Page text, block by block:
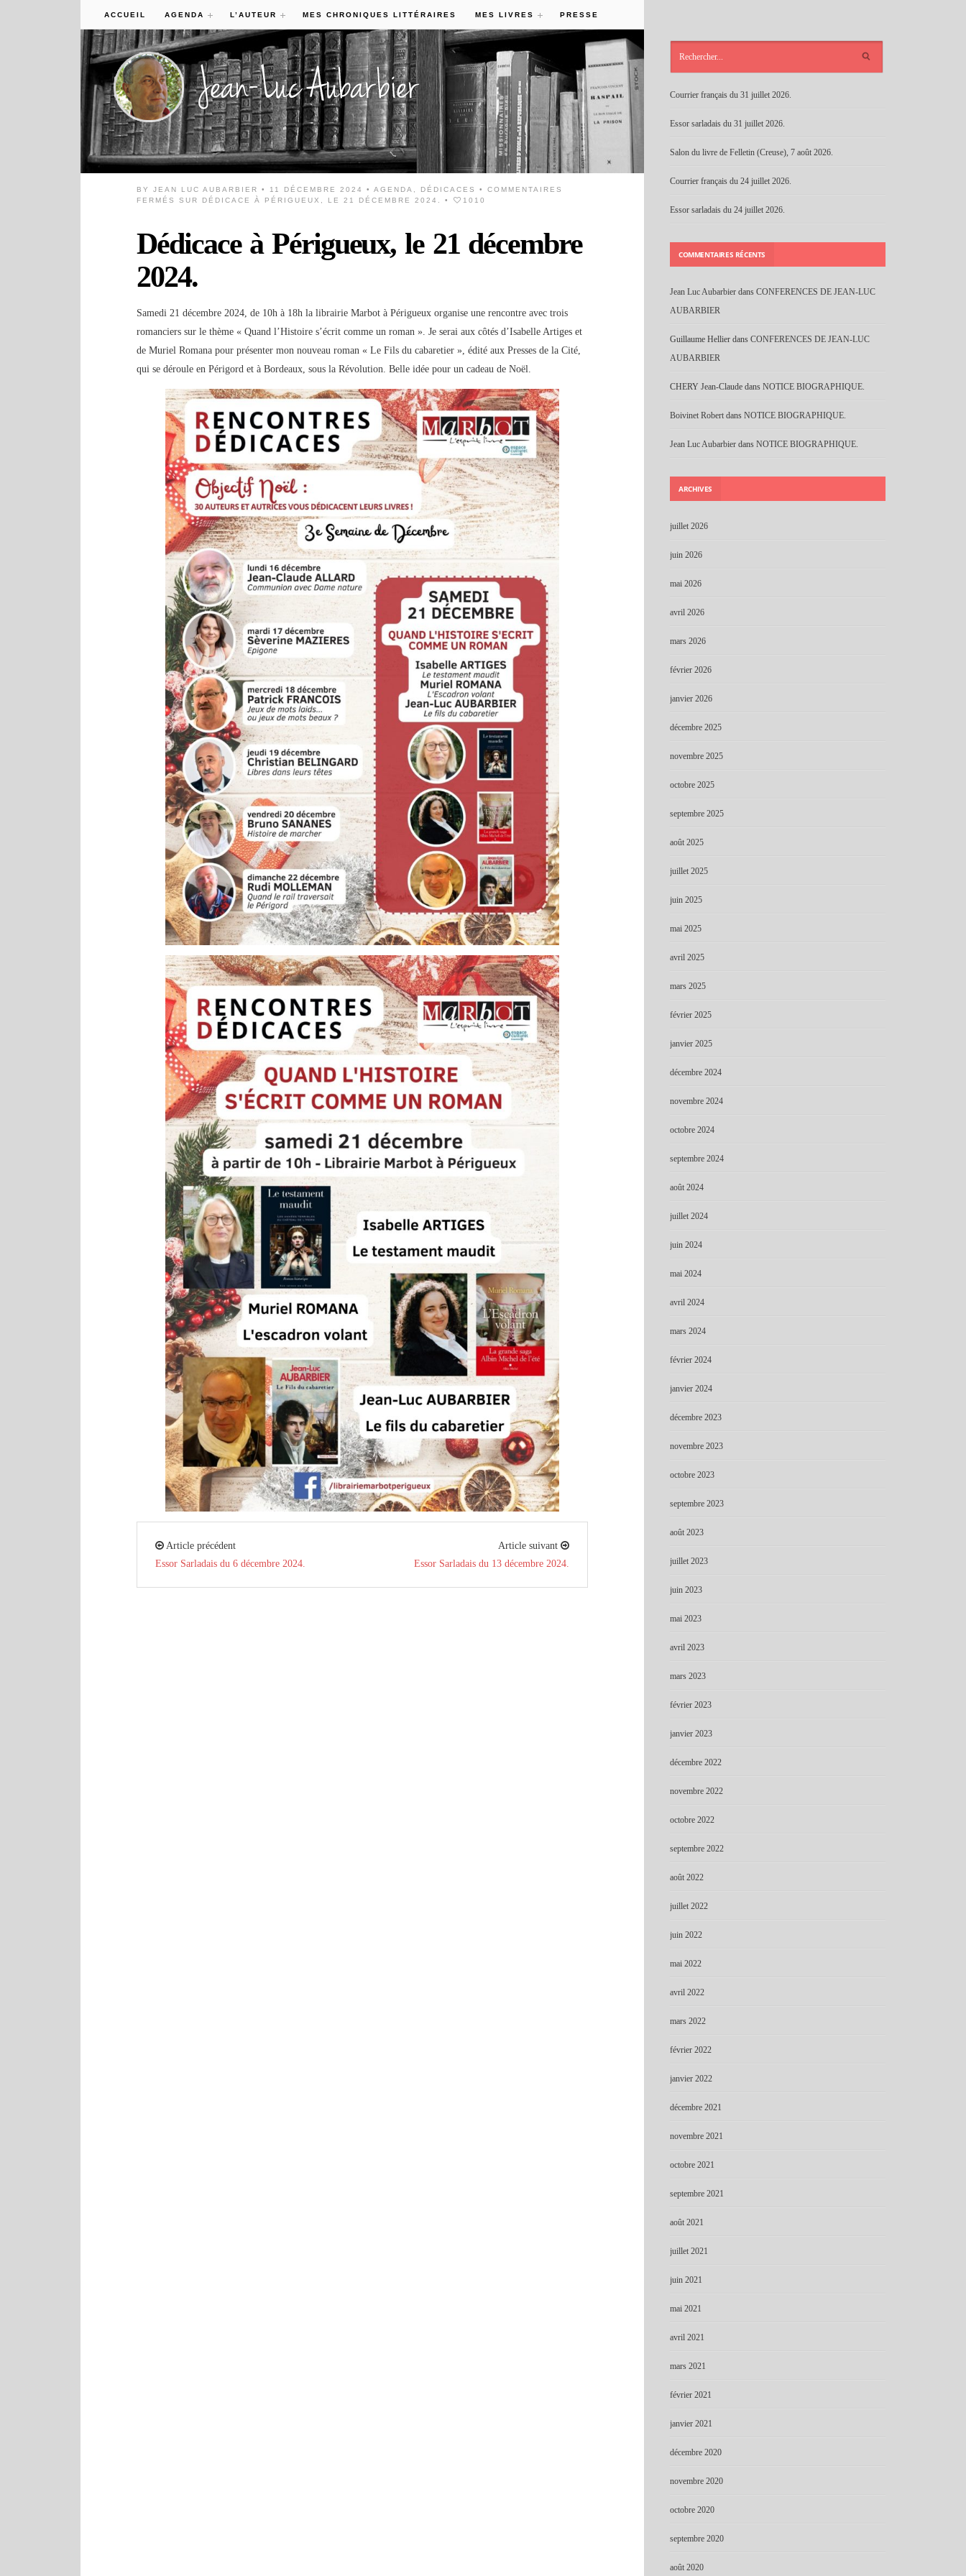
ACCUEIL AGENDA L’AUTEUR MES CHRONIQUES LITTÉRAIRES MES LIVRES PRESSE
BYJEAN LUC AUBARBIER • 11 DÉCEMBRE 2024 •AGENDA DÉDICACES •COMMENTAIRES
FERMÉS
SUR DÉDICACE À PÉRIGUEUX, LE 21 DÉCEMBRE 2024. • 1010
Dédicace à Périgueux, le 21 décembre
2024.
Samedi 21 décembre 2024, de 10h à 18h la librairie Marbot à Périgueux organise une rencontre avec trois
romanciers sur le thème « Quand l’Histoire s’écrit comme un roman ». Je serai aux côtés d’Isabelle Artiges et
de Muriel Romana pour présenter mon nouveau roman « Le Fils du cabaretier », édité aux Presses de la Cité,
qui se déroule en Périgord et à Bordeaux, sous la Révolution. Belle idée pour un cadeau de Noël.
Article précédent
Essor Sarladais du 6 décembre 2024.
Article suivant
Essor Sarladais du 13 décembre 2024.
Courrier français du 31 juillet 2026.
Essor sarladais du 31 juillet 2026.
Salon du livre de Felletin (Creuse), 7 août 2026.
Courrier français du 24 juillet 2026.
Essor sarladais du 24 juillet 2026.
COMMENTAIRES RÉCENTS
Jean Luc Aubarbier dans CONFERENCES DE JEAN-LUC
AUBARBIER
Guillaume Hellier dans CONFERENCES DE JEAN-LUC
AUBARBIER
CHERY Jean-Claude dans NOTICE BIOGRAPHIQUE.
Boivinet Robert dans NOTICE BIOGRAPHIQUE.
Jean Luc Aubarbier dans NOTICE BIOGRAPHIQUE.
ARCHIVES
juillet 2026
juin 2026
mai 2026
avril 2026
mars 2026
février 2026
janvier 2026
décembre 2025
novembre 2025
octobre 2025
septembre 2025
août 2025
juillet 2025
juin 2025
mai 2025
avril 2025
mars 2025
février 2025
janvier 2025
décembre 2024
novembre 2024
octobre 2024
septembre 2024
août 2024
juillet 2024
juin 2024
mai 2024
avril 2024
mars 2024
février 2024
janvier 2024
décembre 2023
novembre 2023
octobre 2023
septembre 2023
août 2023
juillet 2023
juin 2023
mai 2023
avril 2023
mars 2023
février 2023
janvier 2023
décembre 2022
novembre 2022
octobre 2022
septembre 2022
août 2022
juillet 2022
juin 2022
mai 2022
avril 2022
mars 2022
février 2022
janvier 2022
décembre 2021
novembre 2021
octobre 2021
septembre 2021
août 2021
juillet 2021
juin 2021
mai 2021
avril 2021
mars 2021
février 2021
janvier 2021
décembre 2020
novembre 2020
octobre 2020
septembre 2020
août 2020